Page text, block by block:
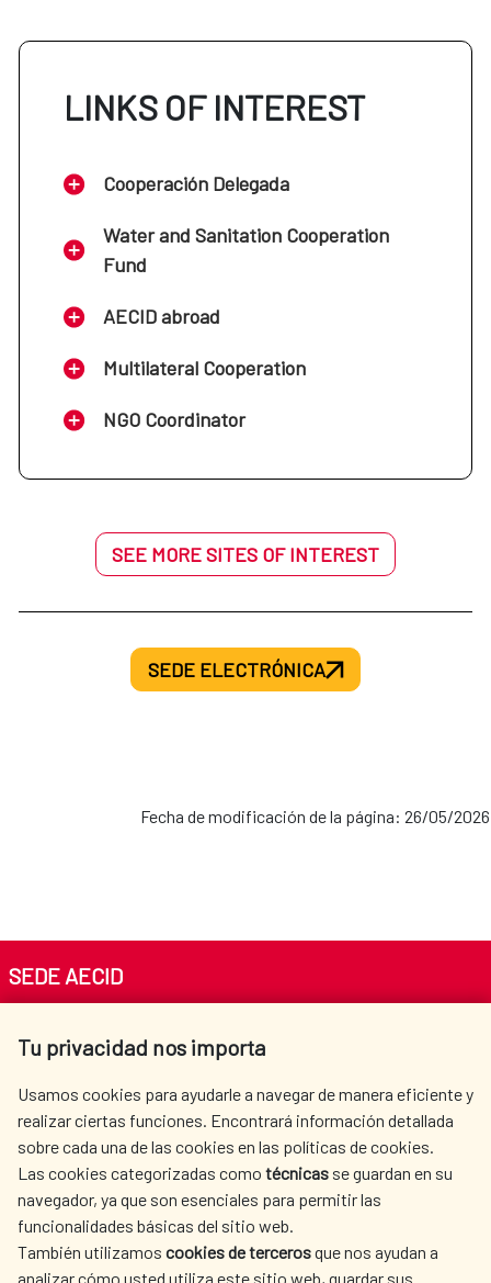
LINKS OF INTEREST
Cooperación Delegada
Water and Sanitation Cooperation
Fund
AECID abroad
Multilateral Cooperation
NGO Coordinator
SEE MORE SITES OF INTEREST
SEDE ELECTRÓNICA
Fecha de modificación de la página: 26/05/2026
Tu privacidad nos importa
Usamos cookies para ayudarle a navegar de manera eficiente y
realizar ciertas funciones. Encontrará información detallada
sobre cada una de las cookies en las políticas de cookies.
Las cookies categorizadas como técnicas se guardan en su
navegador, ya que son esenciales para permitir las
funcionalidades básicas del sitio web.
También utilizamos cookies de tercerosque nos ayudan a
analizar cómo usted utiliza este sitio web, guardar sus
SEDE AECID
Tel. +34 900 20 30 54​​​​​​​
AECID
WHERE DO WE COOPERATE?
SPANISH HUMANITARIAN
ACTION
PRESS ROOM
CULTURE AND SCIENCE LIBRARY